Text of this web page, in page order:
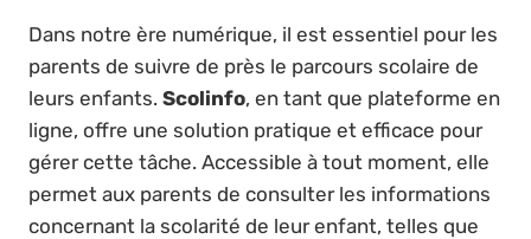
Dans notre ère numérique, il est essentiel pour les
parents de suivre de près le parcours scolaire de
leurs enfants. Scolinfo, en tant que plateforme en
ligne, offre une solution pratique et efficace pour
gérer cette tâche. Accessible à tout moment, elle
permet aux parents de consulter les informations
concernant la scolarité de leur enfant, telles que